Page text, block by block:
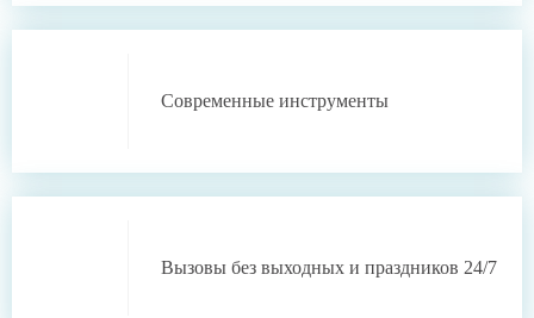
Современные инструменты
Вызовы без выходных и праздников 24/7